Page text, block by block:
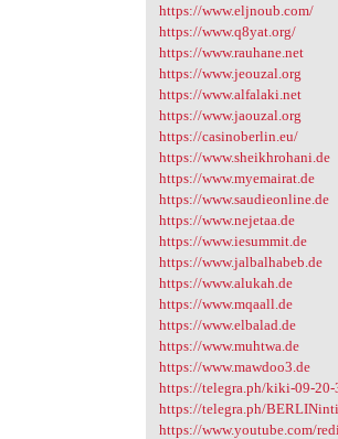
https://www.eljnoub.com/
https://www.q8yat.org/
https://www.rauhane.net
https://www.jeouzal.org
https://www.alfalaki.net
https://www.jaouzal.org
https://casinoberlin.eu/
https://www.sheikhrohani.de
https://www.myemairat.de
https://www.saudieonline.de
https://www.nejetaa.de
https://www.iesummit.de
https://www.jalbalhabeb.de
https://www.alukah.de
https://www.mqaall.de
https://www.elbalad.de
https://www.muhtwa.de
https://www.mawdoo3.de
https://telegra.ph/kiki-09-20-
https://telegra.ph/
https://www.youtube.com/